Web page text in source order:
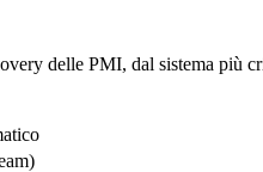
delle PMI, dal sistema più